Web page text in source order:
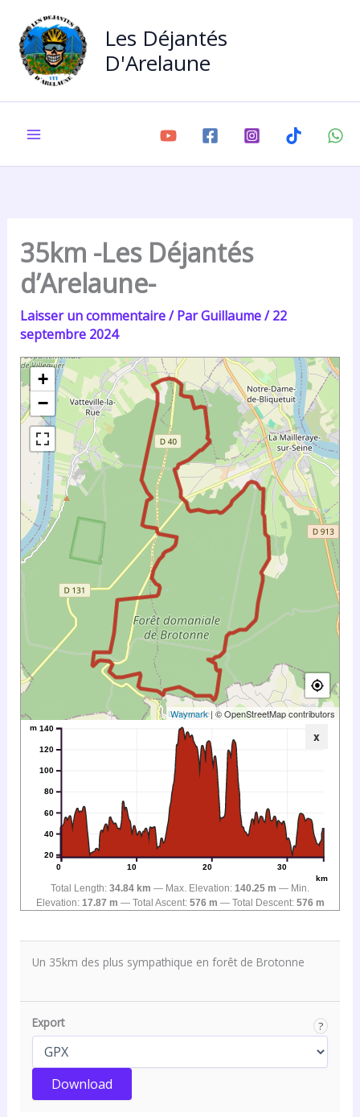
contenu
Les Déjantés
D'Arelaune
35km -Les Déjantés
d’Arelaune-
Laisser un commentaire/ ParGuillaume/22
septembre 2024
+
−
Waymark| © OpenStreetMap contributors
x
0 10 20 30
km
20
40
60
80
100
120
140
m
Total Length: 34.84 km Max. Elevation: 140.25 m
Min.
Elevation: 17.87 m Total Ascent: 576 m Total Descent: 576 m
Un 35km des plus sympathique en forêt de Brotonne
?
Export